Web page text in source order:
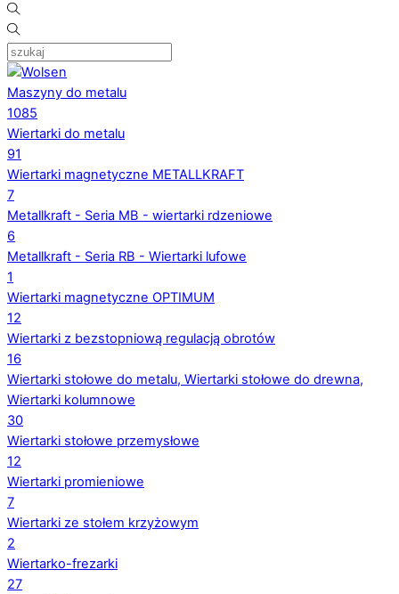
Maszyny do metalu
1085
Wiertarki do metalu
91
Wiertarki magnetyczne METALLKRAFT
7
Metallkraft - Seria MB - wiertarki rdzeniowe
6
Metallkraft - Seria RB - Wiertarki lufowe
1
Wiertarki magnetyczne OPTIMUM
12
Wiertarki z bezstopniową regulacją obrotów
16
Wiertarki stołowe do metalu, Wiertarki stołowe do drewna,
Wiertarki kolumnowe
30
Wiertarki stołowe przemysłowe
12
Wiertarki promieniowe
7
Wiertarki ze stołem krzyżowym
2
Wiertarko-frezarki
27